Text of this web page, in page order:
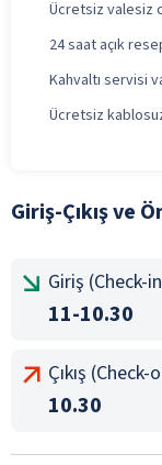
Ücretsiz valesiz
24 saat açık
Kahvaltı servisi
Ücretsiz
Giriş-Çıkış ve
Giriş (Check-
11-10.30
Çıkış (Check-
10.30